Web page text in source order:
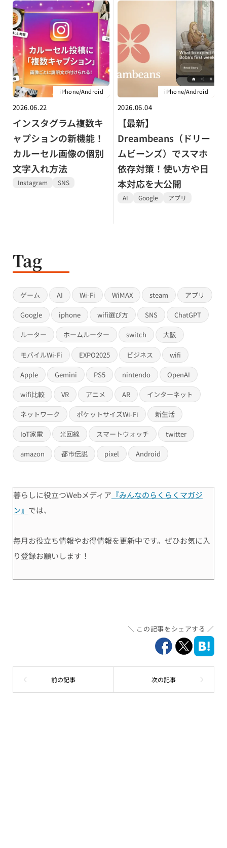
iPhone/Android
2026.06.22
インスタグラム複数キ
ャプションの新機能！
カルーセル画像の個別
文字入れ方法
Instagram SNS
iPhone/Android
2026.06.04
【最新】
Dreambeans（ドリー
ムビーンズ）でスマホ
依存対策！使い方や日
本対応を大公開
AI Google アプリ
Tag
ゲーム AI Wi-Fi WiMAX steam アプリ
Google iphone wifi選び方 SNS ChatGPT
ルーター ホームルーター switch 大阪
モバイルWi-Fi EXPO2025 ビジネス wifi
Apple Gemini PS5 nintendo OpenAI
wifi比較 VR アニメ AR インターネット
ネットワーク ポケットサイズWi-Fi 新生活
IoT家電 光回線 スマートウォッチ twitter
amazon 都市伝説 pixel Android
暮らしに役立つWebメディア 『みんなのらくらくマガジ
ン』 では、
毎月お役立ち情報やお得情報を更新中です。ぜひお気に入
り登録お願いします！
この記事をシェアする